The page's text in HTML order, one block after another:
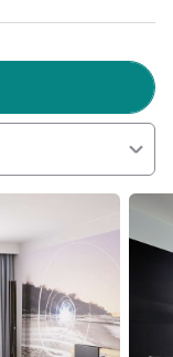
puts you right
space where
your departure
walking
only. Overnight
ดูราย